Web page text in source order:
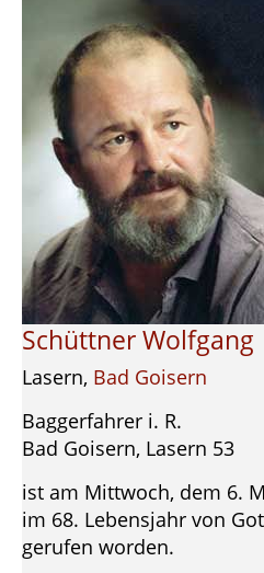
Schüttner Wolfgang
Lasern, Bad Goisern
Baggerfahrer i. R.
Bad Goisern, Lasern 53
ist am Mittwoch, dem 6.
im 68. Lebensjahr von
gerufen worden.